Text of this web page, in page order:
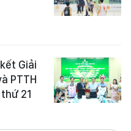
Giải
PTTH
21